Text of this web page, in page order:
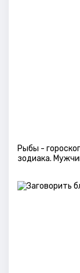
Рыбы -
зодиака.